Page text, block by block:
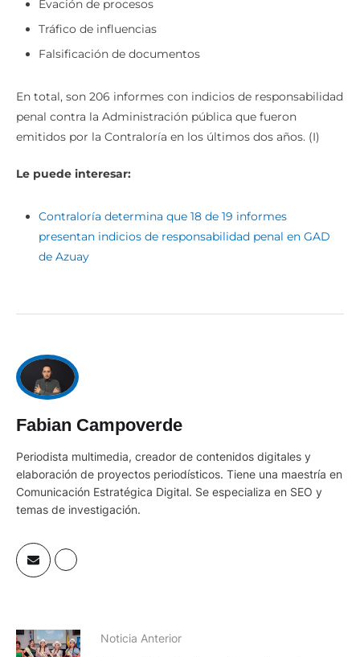
Evación de procesos
Tráfico de influencias
Falsificación de documentos
En total, son 206 informes con indicios de responsabilidad
penal contra la Administración pública que fueron
emitidos por la Contraloría en los últimos dos años. (I)
Le puede interesar:
Contraloría determina que 18 de 19 informes
presentan indicios de responsabilidad penal en GAD
de Azuay
Fabian Campoverde
Periodista multimedia, creador de contenidos digitales y
elaboración de proyectos periodísticos. Tiene una maestría en
Comunicación Estratégica Digital. Se especializa en SEO y
temas de investigación.
Noticia Anterior